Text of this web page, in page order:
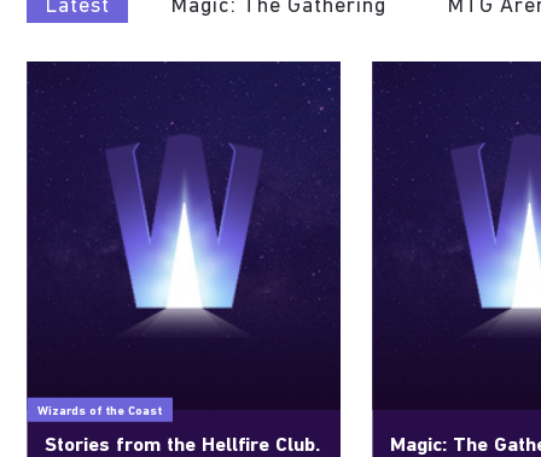
Latest Magic: The Gathering MTG
Wizards of the Coast
Stories from the Hellfire Club.
Magic: The